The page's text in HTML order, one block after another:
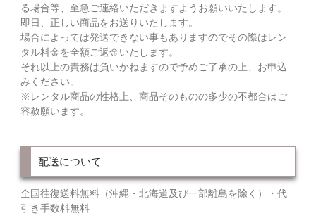
る場合等、至急ご連絡いただきますようお願いいたします。
即日、正しい商品をお送りいたします。
場合によっては発送できない事もありますのでその際はレン
タル料金を全額ご返金いたします。
それ以上の責務は負いかねますので予めご了承の上、お申込
みください。
※レンタル商品の性格上、商品そのものの多少の不都合はご
容赦願います。
配送について
全国往復送料無料（沖縄・北海道及び一部離島を除く）・代
引き手数料無料